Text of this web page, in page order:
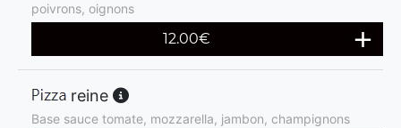
poivrons, oignons
12.00€
reine
Base sauce tomate, mozzarella, jambon, champignons